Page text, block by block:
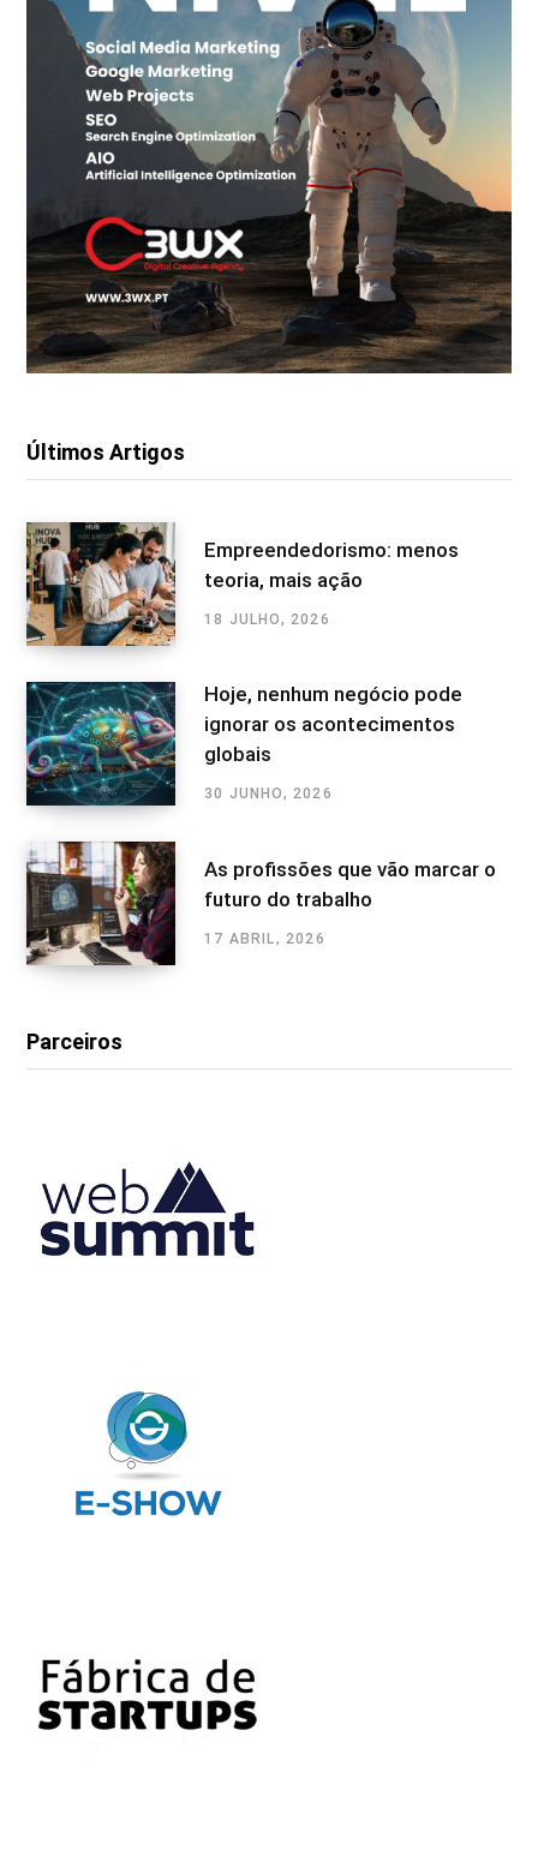
Últimos Artigos
Empreendedorismo: menos
teoria, mais ação
18 JULHO, 2026
Hoje, nenhum negócio pode
ignorar os acontecimentos
globais
30 JUNHO, 2026
As profissões que vão marcar o
futuro do trabalho
17 ABRIL, 2026
Parceiros